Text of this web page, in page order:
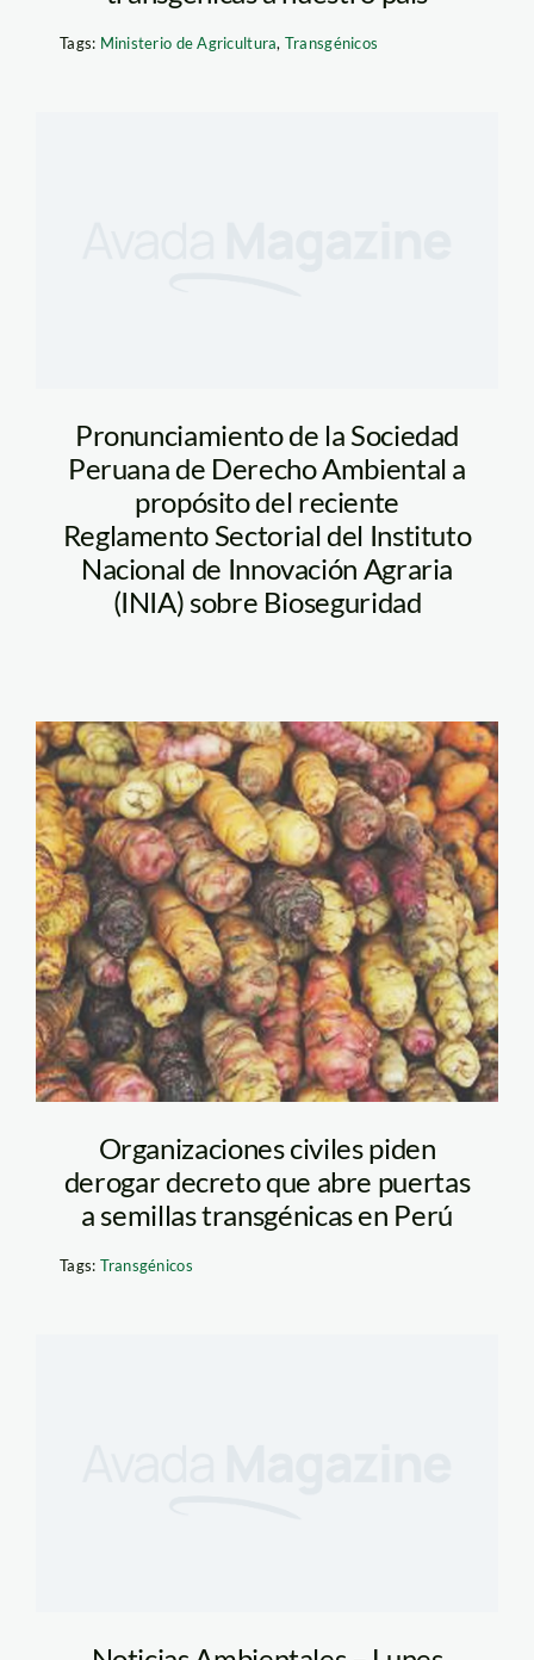
Tags: Ministerio de Agricultura, Transgénicos
Pronunciamiento de la Sociedad
Peruana de Derecho Ambiental a
propósito del reciente
Reglamento Sectorial del Instituto
Nacional de Innovación Agraria
(INIA) sobre Bioseguridad
transgenicos_conveagro
Organizaciones civiles piden
derogar decreto que abre puertas
a semillas transgénicas en Perú
Tags: Transgénicos